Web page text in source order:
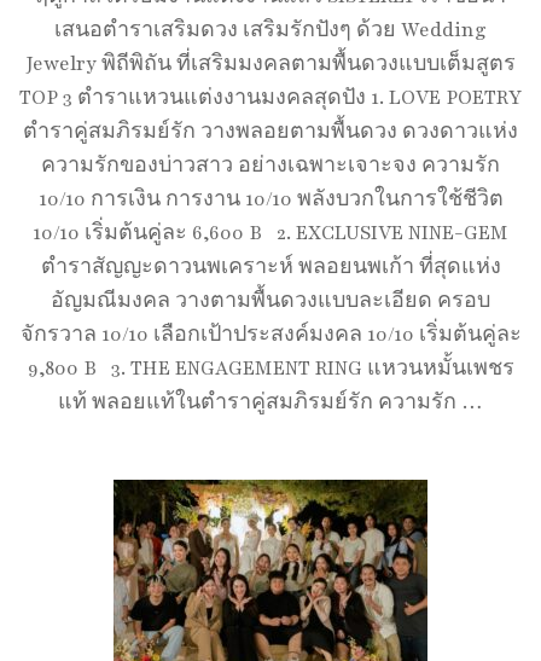
เสนอตำราเสริมดวง เสริมรักปังๆ ด้วย Wedding
Jewelry พิถีพิถัน ที่เสริมมงคลตามพื้นดวงแบบเต็มสูตร
TOP 3 ตำราแหวนแต่งงานมงคลสุดปัง 1. LOVE POETRY
ตำราคู่สมภิรมย์รัก วางพลอยตามพื้นดวง ดวงดาวแห่ง
ความรักของบ่าวสาว อย่างเฉพาะเจาะจง ความรัก
10/10 การเงิน การงาน 10/10 พลังบวกในการใช้ชีวิต
10/10 เริ่มต้นคู่ละ 6,600 B 2. EXCLUSIVE NINE-GEM
ตำราสัญญะดาวนพเคราะห์ พลอยนพเก้า ที่สุดแห่ง
อัญมณีมงคล วางตามพื้นดวงแบบละเอียด ครอบ
จักรวาล 10/10 เลือกเป้าประสงค์มงคล 10/10 เริ่มต้นคู่ละ
9,800 B 3. THE ENGAGEMENT RING แหวนหมั้นเพชร
แท้ พลอยแท้ในตำราคู่สมภิรมย์รัก ความรัก …